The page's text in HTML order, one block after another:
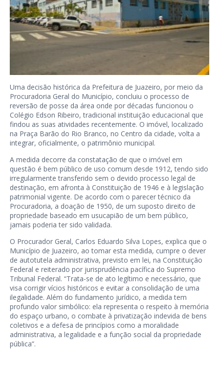
Uma decisão histórica da Prefeitura de Juazeiro, por meio da
Procuradoria Geral do Município, concluiu o processo de
reversão de posse da área onde por décadas funcionou o
Colégio Edson Ribeiro, tradicional instituição educacional que
findou as suas atividades recentemente. O imóvel, localizado
na Praça Barão do Rio Branco, no Centro da cidade, volta a
integrar, oficialmente, o patrimônio municipal.
A medida decorre da constatação de que o imóvel em
questão é bem público de uso comum desde 1912, tendo sido
irregularmente transferido sem o devido processo legal de
destinação, em afronta à Constituição de 1946 e à legislação
patrimonial vigente. De acordo com o parecer técnico da
Procuradoria, a doação de 1950, de um suposto direito de
propriedade baseado em usucapião de um bem público,
jamais poderia ter sido validada.
O Procurador Geral, Carlos Eduardo Silva Lopes, explica que o
Município de Juazeiro, ao tomar esta medida, cumpre o dever
de autotutela administrativa, previsto em lei, na Constituição
Federal e reiterado por jurisprudência pacífica do Supremo
Tribunal Federal. “Trata-se de ato legítimo e necessário, que
visa corrigir vícios históricos e evitar a consolidação de uma
ilegalidade. Além do fundamento jurídico, a medida tem
profundo valor simbólico: ela representa o respeito à memória
do espaço urbano, o combate à privatização indevida de bens
coletivos e a defesa de princípios como a moralidade
administrativa, a legalidade e a função social da propriedade
pública”.